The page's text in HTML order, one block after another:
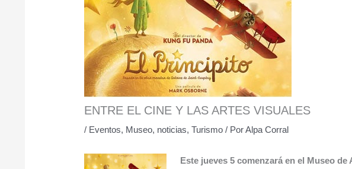
ENTRE EL CINE Y LAS ARTES VISUALES
/ Eventos, Museo, noticias,Turismo / PorAlpa Corral
Este jueves 5 comenzará en el Museo